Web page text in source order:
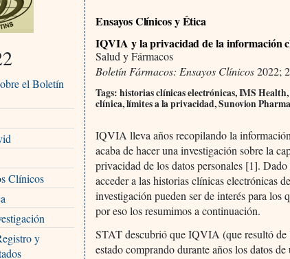
el Boletín
Clínicos
y
Ensayos Clínicos y Ética
IQVIA y la privacidad de la información
Salud y Fármacos
Boletín Fármacos: Ensayos Clínicos2022;
Tags: historias clínicas electrónicas, IMS
clínica, límites a la privacidad, Sunovion
IQVIA lleva años recopilando la
acaba de hacer una investigación sobre la
privacidad de los datos personales [1].
acceder a las historias clínicas electrónicas
investigación pueden ser de interés para los
por eso los resumimos a continuación.
STAT descubrió que IQVIA (que resultó
estado comprando durante años los datos